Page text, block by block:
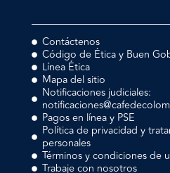
Contáctenos
Código de Ética y Buen
Línea Ética
Mapa del sitio
Notificaciones judiciales:
Pagos en línea y PSE
Política de privacidad y
personales
Términos y condiciones de
Trabaje con nosotros